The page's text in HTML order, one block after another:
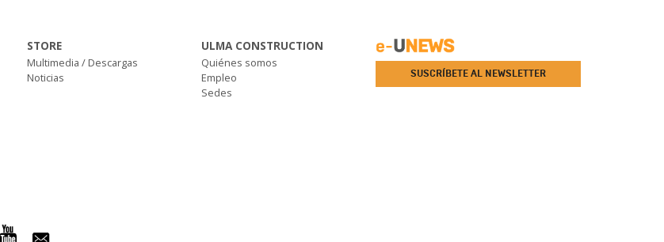
STORE
Multimedia / Descargas
Noticias
ULMA CONSTRUCTION
Quiénes somos
Empleo
Sedes
SUSCRÍBETE AL NEWSLETTER